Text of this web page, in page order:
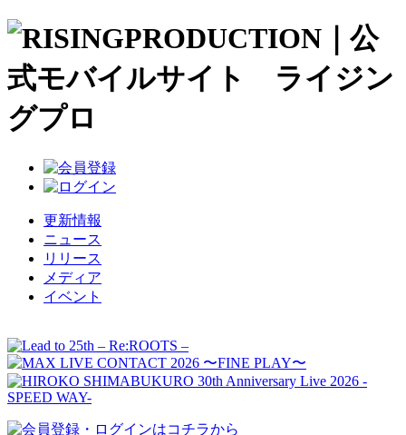
更新情報
ニュース
リリース
メディア
イベント